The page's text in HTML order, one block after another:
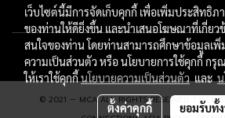
© 2021 — MCA ALL RIGHTS RESERVED. |
เว็บไซต์นี้มีการจัดเก็บคุกกี้ เพื่อเพิ่มประสิทธิภ
ของท่านให้ดียิ่งขึ้น และนำเสนอโฆษณาที่เกี่ยว
สนใจของท่าน โดยท่านสามารถศึกษาข้อมูลเพิ่
ความเป็นส่วนตัว หรือ นโยบายการใช้คุกกี้ ก
ให้เราใช้คุกกี้นโยบายความเป็นส่วนตัวและ
ตั้งค่าคุกกี้ ยอมรับทั้